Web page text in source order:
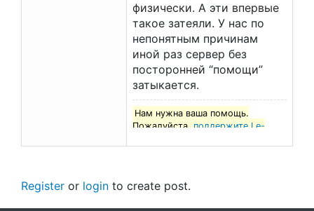
физически. А эти впервые
такое затеяли. У нас по
непонятным причинам
иной раз сервер без
посторонней “помощи”
затыкается.
Нам нужна ваша помощь.
Пожалуйста,поддержите Le-
Register or login to create post.